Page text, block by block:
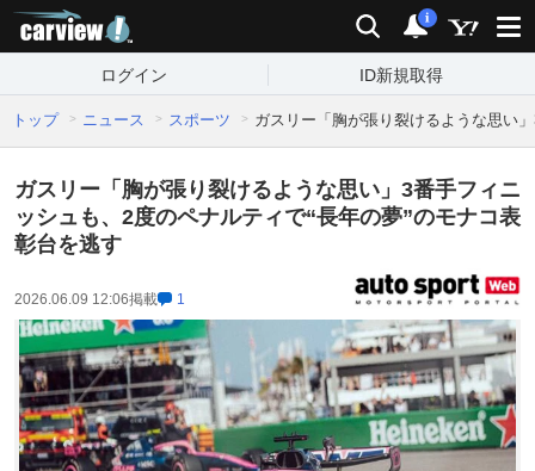
検索 通知
i
ログイン ID新規取得
トップ ニュース スポーツ ガスリー「胸が張り裂けるような思い
ガスリー「胸が張り裂けるような思い」3番手フィニ
ッシュも、2度のペナルティで“長年の夢”のモナコ表
彰台を逃す
2026.06.09 12:06掲載 1